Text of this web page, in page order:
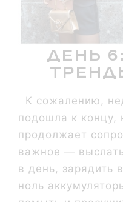
День
К сожалению,
подошла к концу,
продолжает
важное —
в день, зарядить
ноль